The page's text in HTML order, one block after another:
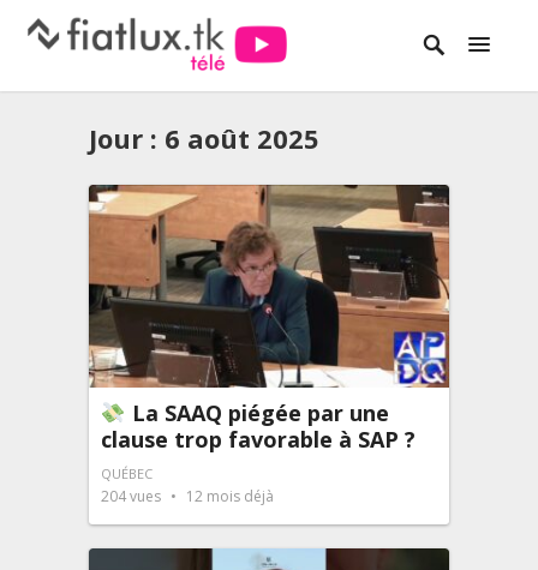
Jour : 6 août 2025
La SAAQ piégée par une
clause trop favorable à SAP ?
QUÉBEC
204vues 12 mois déjà